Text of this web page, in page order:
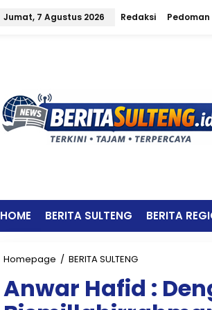
Jumat, 7 Agustus 2026 Redaksi
HOME BERITA SULTENG BERITA
Homepage / BERITA SULTENG
w
a
Anwar Hafid :